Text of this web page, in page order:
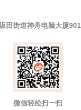
田街道神舟电脑大厦901
微信轻松扫一扫